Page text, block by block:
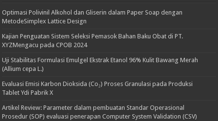
Optimasi Polivinil Alkohol dan Gliserin dalam Paper Soap dengan
MetodeSimplex Lattice Design
Kajian Penguatan Sistem Seleksi Pemasok Bahan Baku Obat di PT.
XYZMengacu pada CPOB 2024
Uji Stabilitas Formulasi Emulgel Ekstrak Etanol 96% Kulit Bawang Merah
(Allium cepa L.)
Evaluasi Emisi Karbon Dioksida (Co₂) Proses Granulasi pada Produksi
Tablet Ydi Pabrik X
Artikel Review: Parameter dalam pembuatan Standar Operasional
Prosedur (SOP) evaluasi penerapan Computer System Validation (CSV)